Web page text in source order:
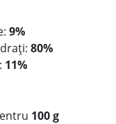
9%
80%
11%
100 g